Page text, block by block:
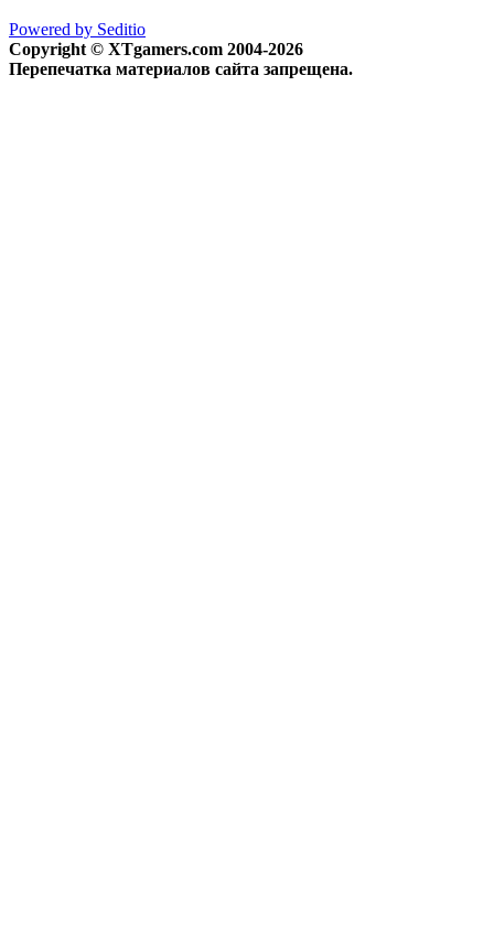
Powered by Seditio
Copyright © XTgamers.com 2004-2026
Перепечатка материалов сайта запрещена.